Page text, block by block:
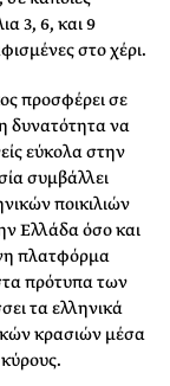
3, 6, και 9
στο χέρι.
προσφέρει σε
δυνατότητα να
εύκολα στην
συμβάλλει
ποικιλιών
Ελλάδα όσο και
πλατφόρμα
πρότυπα των
τα ελληνικά
κρασιών μέσα